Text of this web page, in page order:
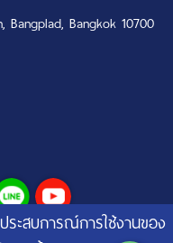
Bangplad, Bangkok 10700
ะสบการณ์การใช้งานของ